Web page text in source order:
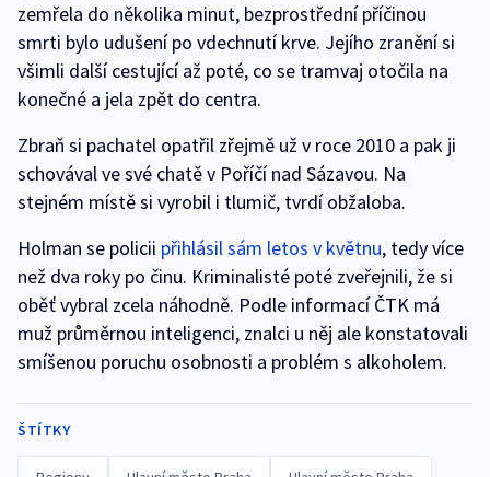
zemřela do několika minut, bezprostřední příčinou
smrti bylo udušení po vdechnutí krve. Jejího zranění si
všimli další cestující až poté, co se tramvaj otočila na
konečné a jela zpět do centra.
Zbraň si pachatel opatřil zřejmě už v roce 2010 a pak ji
schovával ve své chatě v Poříčí nad Sázavou. Na
stejném místě si vyrobil i tlumič, tvrdí obžaloba.
Holman se policii přihlásil sám letos v květnu, tedy více
než dva roky po činu. Kriminalisté poté zveřejnili, že si
oběť vybral zcela náhodně. Podle informací ČTK má
muž průměrnou inteligenci, znalci u něj ale konstatovali
smíšenou poruchu osobnosti a problém s alkoholem.
ŠTÍTKY